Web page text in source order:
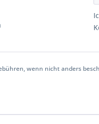
wenn nicht anders